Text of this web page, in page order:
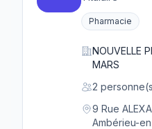
Pharmacie
NOUVELLE
MARS
2
9 Rue
Ambérieu-